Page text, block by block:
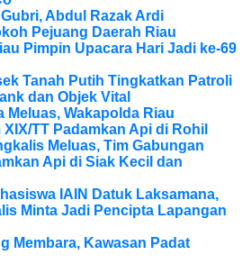
Abdul Razak Ardi
Pejuang Daerah Riau
Pimpin Upacara Hari Jadi ke-69
Tanah Putih Tingkatkan Patroli
dan Objek Vital
Meluas, Wakapolda Riau
XIX/TT Padamkan Api di Rohil
Meluas, Tim Gabungan
Api di Siak Kecil dan
IAIN Datuk Laksamana,
Minta Jadi Pencipta Lapangan
Membara, Kawasan Padat